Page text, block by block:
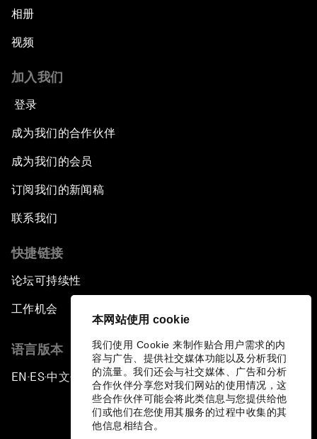
本网站使用 cookie
我们使用 Cookie 来制作贴合用户需求的内
容与广告、提供社交媒体功能以及分析我们
的流量。我们还会与社交媒体、广告和分析
合作伙伴分享您对我们网站的使用情况，这
些合作伙伴可能会将此类信息与您提供给他
们或他们在您使用其服务的过程中收集的其
他信息相结合。
相册
视频
加入我们
登录
成为我们的合作伙伴
成为我们的会员
订阅我们的新闻稿
联系我们
快捷链接
论坛可持续性
工作机会
语言版本
EN ▪ES▪中文▪ 日本語